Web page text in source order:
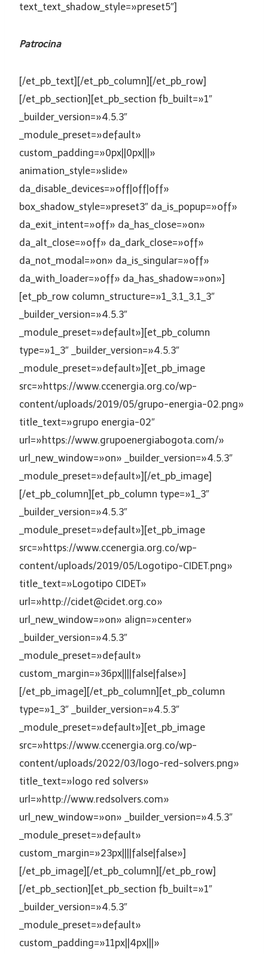
text_text_shadow_style=»preset5″]
Patrocina
[/et_pb_text][/et_pb_column][/et_pb_row]
[/et_pb_section][et_pb_section fb_built=»1″
_builder_version=»4.5.3″
_module_preset=»default»
custom_padding=»0px||0px|||»
animation_style=»slide»
da_disable_devices=»off|off|off»
box_shadow_style=»preset3″ da_is_popup=»off»
da_exit_intent=»off» da_has_close=»on»
da_alt_close=»off» da_dark_close=»off»
da_not_modal=»on» da_is_singular=»off»
da_with_loader=»off» da_has_shadow=»on»]
[et_pb_row column_structure=»1_3,1_3,1_3″
_builder_version=»4.5.3″
_module_preset=»default»][et_pb_column
type=»1_3″ _builder_version=»4.5.3″
_module_preset=»default»][et_pb_image
src=»https://www.ccenergia.org.co/wp-
content/uploads/2019/05/grupo-energia-02.png»
title_text=»grupo energia-02″
url=»https://www.grupoenergiabogota.com/»
url_new_window=»on» _builder_version=»4.5.3″
_module_preset=»default»][/et_pb_image]
[/et_pb_column][et_pb_column type=»1_3″
_builder_version=»4.5.3″
_module_preset=»default»][et_pb_image
src=»https://www.ccenergia.org.co/wp-
content/uploads/2019/05/Logotipo-CIDET.png»
title_text=»Logotipo CIDET»
url=»http://cidet@cidet.org.co»
url_new_window=»on» align=»center»
_builder_version=»4.5.3″
_module_preset=»default»
custom_margin=»36px||||false|false»]
[/et_pb_image][/et_pb_column][et_pb_column
type=»1_3″ _builder_version=»4.5.3″
_module_preset=»default»][et_pb_image
src=»https://www.ccenergia.org.co/wp-
content/uploads/2022/03/logo-red-solvers.png»
title_text=»logo red solvers»
url=»http://www.redsolvers.com»
url_new_window=»on» _builder_version=»4.5.3″
_module_preset=»default»
custom_margin=»23px||||false|false»]
[/et_pb_image][/et_pb_column][/et_pb_row]
[/et_pb_section][et_pb_section fb_built=»1″
_builder_version=»4.5.3″
_module_preset=»default»
custom_padding=»11px||4px|||»